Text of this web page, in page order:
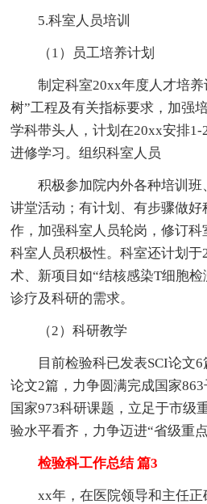
5.科室人员培训
（1）员工培养计划
制定科室20xx年度人才培养
树”工程及有关指标要求，加强
学科带头人，计划在20xx安排
进修学习。组织科室人员
积极参加院内外各种培训班
讲堂活动；有计划、有步骤做
作，加强科室人员轮岗，修订
科室人员积极性。科室还计划
术、新项目如“结核感染T细胞
诊疗及科研的需求。
（2）科研教学
目前检验科已发表SCI论文6
论文2篇，力争圆满完成国家
国家973科研课题，立足于市级
验水平看齐，力争迈进“省级重
检验科工作总结 篇3
xx年，在医院领导和主任正